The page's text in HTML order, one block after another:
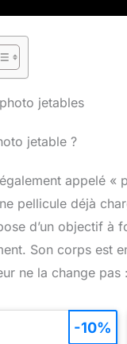
jetables
jetable ?
appelé
pellicule déjà
d’un objectif à
Son corps est
ne la change
-10%